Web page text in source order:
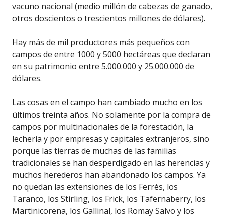
vacuno nacional (medio millón de cabezas de ganado,
otros doscientos o trescientos millones de dólares).
Hay más de mil productores más pequeños con
campos de entre 1000 y 5000 hectáreas que declaran
en su patrimonio entre 5.000.000 y 25.000.000 de
dólares.
Las cosas en el campo han cambiado mucho en los
últimos treinta años. No solamente por la compra de
campos por multinacionales de la forestación, la
lechería y por empresas y capitales extranjeros, sino
porque las tierras de muchas de las familias
tradicionales se han desperdigado en las herencias y
muchos herederos han abandonado los campos. Ya
no quedan las extensiones de los Ferrés, los
Taranco, los Stirling, los Frick, los Tafernaberry, los
Martinicorena, los Gallinal, los Romay Salvo y los